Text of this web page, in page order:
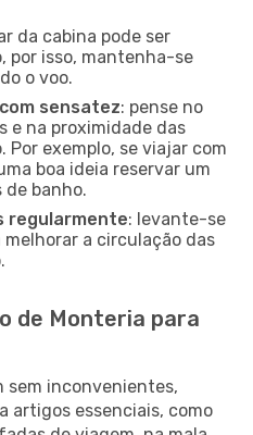
da cabina pode ser
por isso, mantenha-se
o voo.
sensatez: pense no
e na proximidade das
Por exemplo, se viajar com
boa ideia reservar um
de banho.
regularmente: levante-se
a circulação das
de Monteria para
sem inconvenientes,
artigos essenciais, como